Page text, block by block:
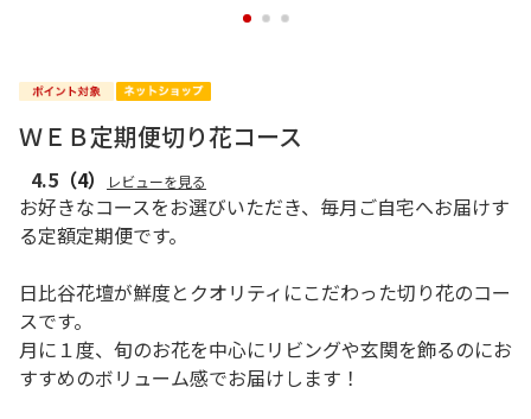
1 2 3
ＷＥＢ定期便切り花コース
4.5 （4） レビューを見る
お好きなコースをお選びいただき、毎月ご自宅へお届けす
る定額定期便です。
日比谷花壇が鮮度とクオリティにこだわった切り花のコー
スです。
月に１度、旬のお花を中心にリビングや玄関を飾るのにお
すすめのボリューム感でお届けします！